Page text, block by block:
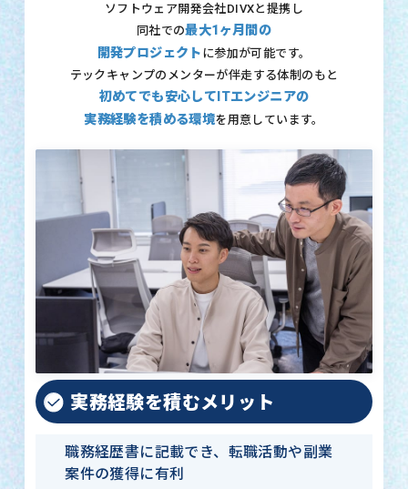
ソフトウェア開発会社DIVXと提携し
同社での最大1ヶ月間の
開発プロジェクト に参加が可能です。
テックキャンプのメンターが伴走する体制のもと
初めてでも安心してITエンジニアの
実務経験を積める環境を用意しています。
実務経験を積むメリット
職務経歴書に記載でき、転職活動や副業
案件の獲得に有利